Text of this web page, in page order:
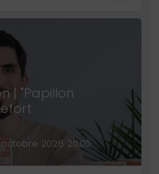
| "Papillon
2026 20:00